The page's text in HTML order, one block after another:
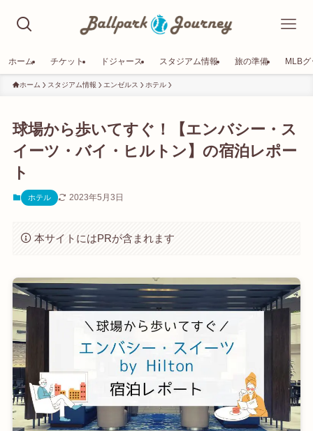
ホーム チケット ドジャース スタジアム情報 旅の準備 MLB
ホーム スタジアム情報 エンゼルス ホテル
球場から歩いてすぐ！【エンバシー・ス
イーツ・バイ・ヒルトン】の宿泊レポー
ト
ホテル 2023年5月3日
本サイトにはPRが含まれます